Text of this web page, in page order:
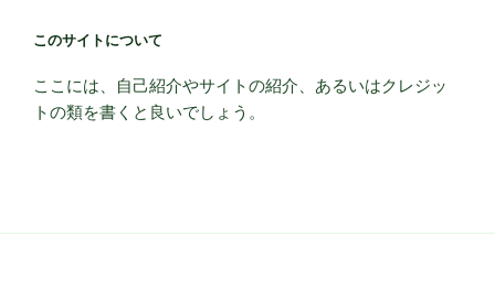
このサイトについて
ここには、自己紹介やサイトの紹介、あるいはクレジッ
トの類を書くと良いでしょう。